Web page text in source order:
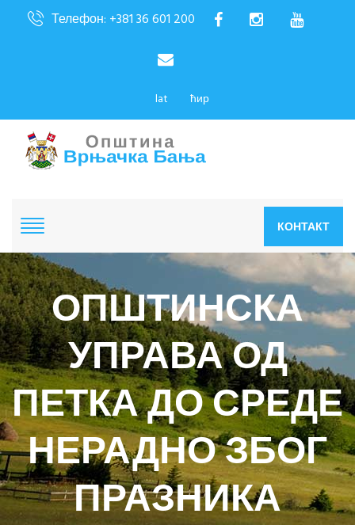
Телефон: +381 36 601 200
lat ћир
КОНТАКТ
ОПШТИНСКА
УПРАВА ОД
ПЕТКА ДО СРЕДЕ
НЕРАДНО ЗБОГ
ПРАЗНИКА